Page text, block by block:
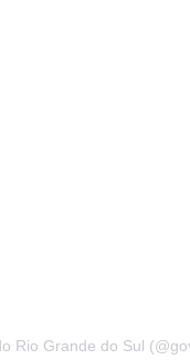
Rio Grande do Sul